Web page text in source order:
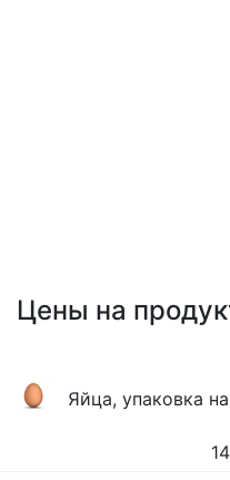
Цены на
Яйца, упаковка